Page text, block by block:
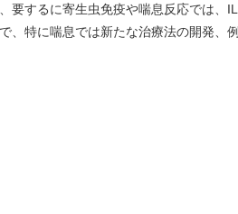
要するに寄生虫免疫や喘息反応では、
、特に喘息では新たな治療法の開発、